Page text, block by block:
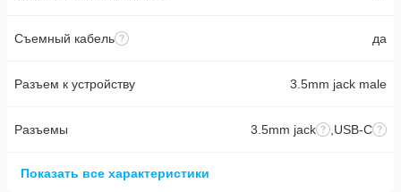
Съемный кабель да
Разъем к устройству 3.5mm jack male
Разъемы 3.5mm jack USB-C
Показать все характеристики